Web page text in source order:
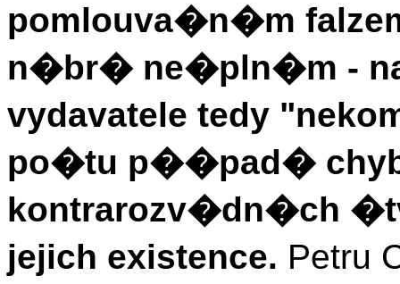
pomlouva�n�m
n�br� ne�pln�m -
vydavatele tedy
po�tu p��pad�
kontrarozv�dn�ch
jejich existence. Petru